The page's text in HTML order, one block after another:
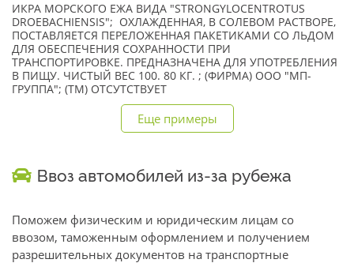
ИКРА МОРСКОГО ЕЖА ВИДА "STRONGYLOCENTROTUS
DROEBACHIENSIS"; ОХЛАЖДЕННАЯ, В СОЛЕВОМ РАСТВОРЕ,
ПОСТАВЛЯЕТСЯ ПЕРЕЛОЖЕННАЯ ПАКЕТИКАМИ СО ЛЬДОМ
ДЛЯ ОБЕСПЕЧЕНИЯ СОХРАННОСТИ ПРИ
ТРАНСПОРТИРОВКЕ. ПРЕДНАЗНАЧЕНА ДЛЯ УПОТРЕБЛЕНИЯ
В ПИЩУ. ЧИСТЫЙ ВЕС 100. 80 КГ. ; (ФИРМА) ООО "МП-
ГРУППА"; (TM) ОТСУТСТВУЕТ
Еще примеры
Ввоз автомобилей из-за рубежа
Поможем физическим и юридическим лицам со
ввозом, таможенным оформлением и получением
разрешительных документов на транспортные